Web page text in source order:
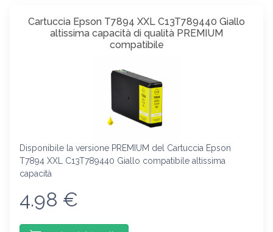
Cartuccia Epson T7894 XXL C13T789440 Giallo
altissima capacità di qualità PREMIUM
compatibile
Disponibile la versione PREMIUM del Cartuccia Epson
T7894 XXL C13T789440 Giallo compatibile altissima
capacità
4.98 €